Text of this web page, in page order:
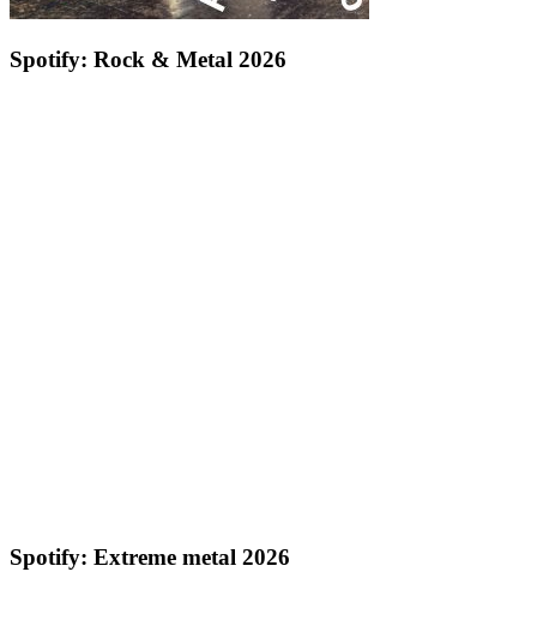
Spotify: Rock & Metal 2026
Spotify: Extreme metal 2026